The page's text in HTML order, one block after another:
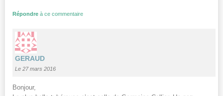
Répondre à ce commentaire
GERAUD
Le 27 mars 2016
Bonjour,